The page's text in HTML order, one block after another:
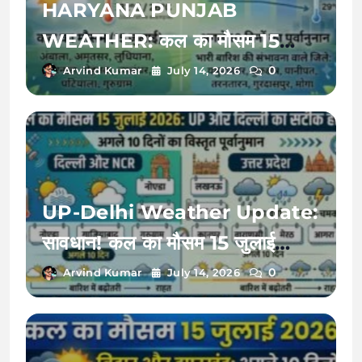
HARYANA PUNJAB
WEATHER: कल का मौसम 15
जुलाई 2026 को बदलेगी करवट, अगले
10 दिनों तक इन जिलों में भारी बारिश का
रेड अलर्ट!
Arvind Kumar July 14, 2026 0
UP-Delhi Weather Update:
सावधान! कल का मौसम 15 जुलाई
2026 को बदलेगा मिजाज, जानें अगले
10 दिनों का भारी बारिश और उमस का
पूरा हाल
Arvind Kumar July 14, 2026 0